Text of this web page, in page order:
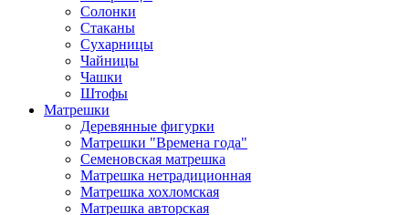
Солонки
Стаканы
Сухарницы
Чайницы
Чашки
Штофы
Матрешки
Деревянные фигурки
Матрешки "Времена года"
Семеновская матрешка
Матрешка нетрадиционная
Матрешка хохломская
Матрешка авторская